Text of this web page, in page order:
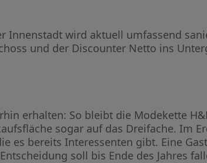
Innenstadt wird aktuell umfassend
und der Discounter Netto ins
erhalten: So bleibt die Modekette
sogar auf das Dreifache. Im
es bereits Interessenten gibt. Eine
soll bis Ende des Jahres